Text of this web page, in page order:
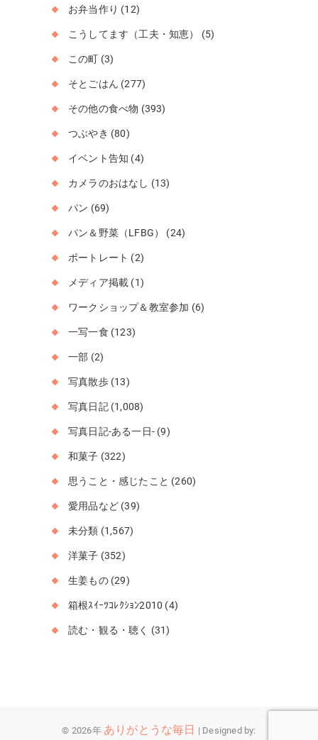
お弁当作り (12)
こうしてます（工夫・知恵） (5)
この町 (3)
そとごはん (277)
その他の食べ物 (393)
つぶやき (80)
イベント告知 (4)
カメラのおはなし (13)
パン (69)
パン＆野菜（LFBG） (24)
ポートレート (2)
メディア掲載 (1)
ワークショップ＆教室参加 (6)
一写一食 (123)
一部 (2)
写真散歩(13)
写真日記(1,008)
写真日記-ある一日- (9)
和菓子 (322)
思うこと・感じたこと (260)
愛用品など (39)
未分類 (1,567)
洋菓子 (352)
生姜もの(29)
箱根ｽｲｰﾂｺﾚｸｼｮﾝ2010 (4)
読む・観る・聴く (31)
© 2026年 ありがとうな毎日 | Designed by: